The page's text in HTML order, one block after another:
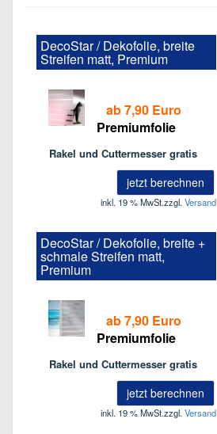
DecoStar / Dekofolie, breite
Streifen matt, Premium
ab 7,90 Euro
Premiumfolie
Rakel und Cuttermesser gratis
jetzt berechnen
inkl. 19 % MwSt.zzgl.Versand
DecoStar / Dekofolie, breite +
schmale Streifen matt,
Premium
ab 7,90 Euro
Premiumfolie
Rakel und Cuttermesser gratis
jetzt berechnen
inkl. 19 % MwSt.zzgl.Versand